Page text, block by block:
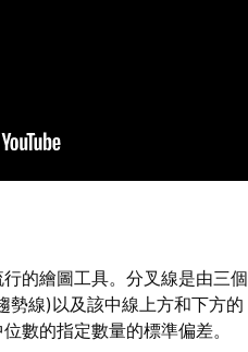
的繪圖工具。分叉線是由三個
勢線)以及該中線上方和下方的
數的指定數量的標準偏差。